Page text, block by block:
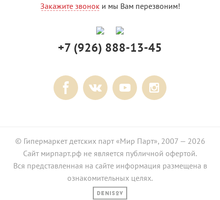
Закажите звоноки мы Вам перезвоним!
+7 (926) 888-13-45
© Гипермаркет детских парт «Мир Парт», 2007 — 2026
Сайт мирпарт.рф не является публичной офертой.
Вся представленная на сайте информация размещена в
ознакомительных целях.